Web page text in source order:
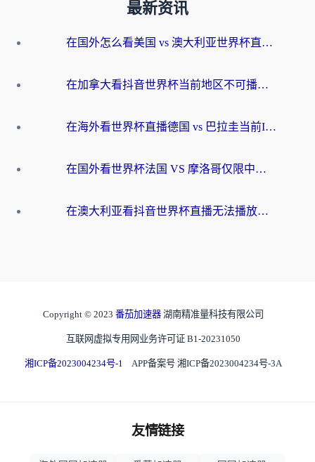
最新资讯
在国外怎么看美国 vs 澳大利亚世界杯直播？海外党必藏的中文解说观赛指南
在加拿大看抖音世界杯当前地区不可播放？海外党体育观赛终极指南
在海外看世界杯直播德国 vs 巴拉圭当前IP受限制？这篇指南帮你轻松解决地区限制
在国外看世界杯法国 VS 摩洛哥仅限中国大陆？别让地域限制拦下你的欢呼
在澳大利亚看抖音世界杯直播无法播放？海外党体育观赛终极指南来了！
Copyright © 2023 番茄加速器 湖南精准量科技有限公司
互联网虚拟专用网业务许可证 B1-20231050
湘ICP备2023004234号-1 APP备案号 湘ICP备2023004234号-3A
友情链接